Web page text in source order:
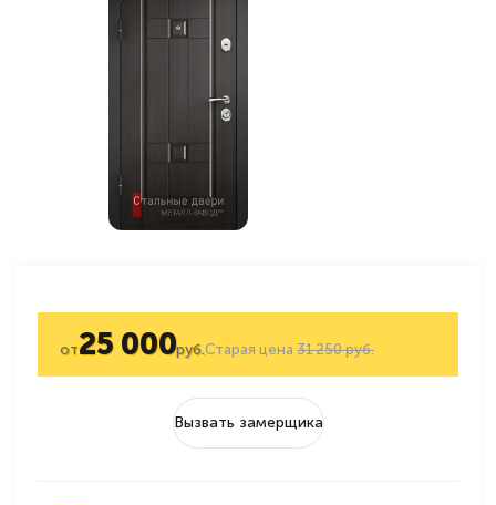
Старая цена31 250 руб.
от25 000руб.
Вызвать замерщика